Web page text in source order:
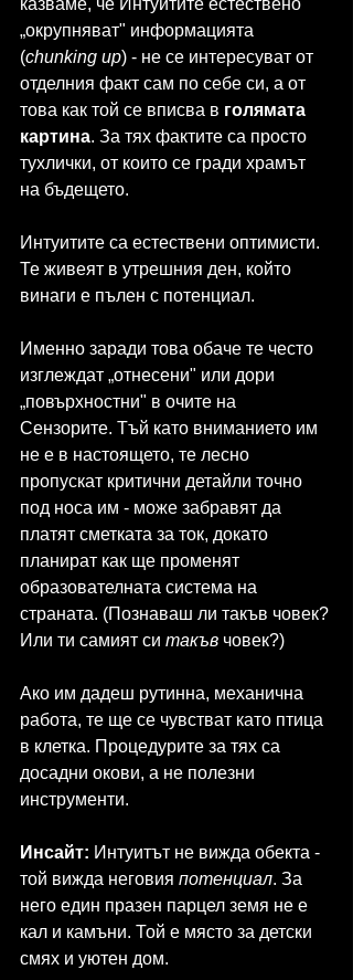
казваме, че Интуитите естествено
„окрупняват" информацията
(chunking up) - не се интересуват от
отделния факт сам по себе си, а от
това как той се вписва в голямата
картина. За тях фактите са просто
тухлички, от които се гради храмът
на бъдещето.
Интуитите са естествени оптимисти.
Те живеят в утрешния ден, който
винаги е пълен с потенциал.
Именно заради това обаче те често
изглеждат „отнесени" или дори
„повърхностни" в очите на
Сензорите. Тъй като вниманието им
не е в настоящето, те лесно
пропускат критични детайли точно
под носа им - може забравят да
платят сметката за ток, докато
планират как ще променят
образователната система на
страната. (Познаваш ли такъв човек?
Или ти самият си такъв човек?)
Ако им дадеш рутинна, механична
работа, те ще се чувстват като птица
в клетка. Процедурите за тях са
досадни окови, а не полезни
инструменти.
Инсайт: Интуитът не вижда обекта -
той вижда неговия потенциал. За
него един празен парцел земя не е
кал и камъни. Той е място за детски
смях и уютен дом.